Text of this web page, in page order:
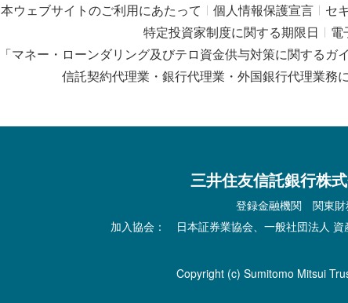
本ウェブサイトのご利用にあたって 個人情報保護宣言 セ
特定投資家制度に関する期限日
電
「マネー・ローンダリング及びテロ資金供与対策に関するガ
信託契約代理業・銀行代理業・外国銀行代理業務
三井住友信託銀行株
登録金融機関 関東財
加入協会： 日本証券業協会、一般社団法人
Copyright (c) Sumitomo Mitsui